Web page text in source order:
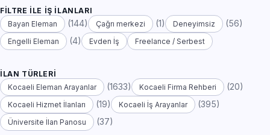
FILTRE ILE İŞ İLANLARI
Bayan Eleman
(144) Çağrı merkezi (1) Deneyimsiz (56)
Engelli Eleman (4) Evden İş Freelance / Serbest
İLAN TÜRLERI
Kocaeli Eleman Arayanlar
(1633) Kocaeli Firma Rehberi (20)
Kocaeli Hizmet İlanları (19) Kocaeli İş Arayanlar (395)
Üniversite İlan Panosu (37)